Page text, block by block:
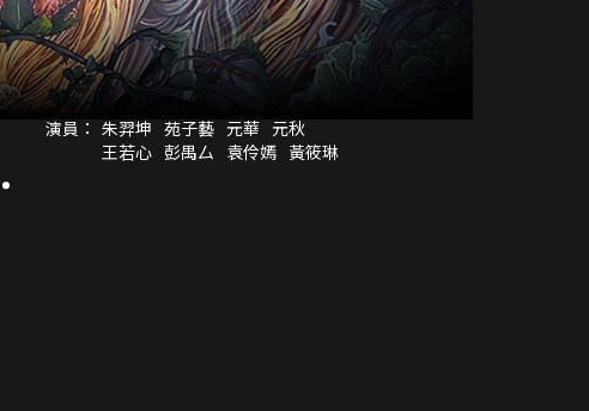
演員： 朱羿坤 苑子藝 元華 元秋
王若心 彭禺厶 袁伶嫣 黃筱琳